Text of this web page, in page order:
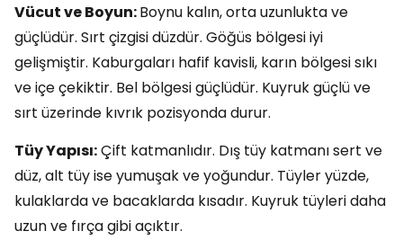
Vücut ve Boyun:Boynu kalın, orta uzunlukta ve
güçlüdür. Sırt çizgisi düzdür. Göğüs bölgesi iyi
gelişmiştir. Kaburgaları hafif kavisli, karın bölgesi sıkı
ve içe çekiktir. Bel bölgesi güçlüdür. Kuyruk güçlü ve
sırt üzerinde kıvrık pozisyonda durur.
Tüy Yapısı:Çift katmanlıdır. Dış tüy katmanı sert ve
düz, alt tüy ise yumuşak ve yoğundur. Tüyler yüzde,
kulaklarda ve bacaklarda kısadır. Kuyruk tüyleri daha
uzun ve fırça gibi açıktır.